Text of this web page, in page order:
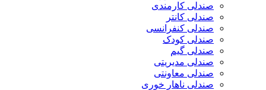
صندلی کارمندی
صندلی کانتر
صندلی کنفرانسی
صندلی کودک
صندلی گیم
صندلی مدیریتی
صندلی معاونتی
صندلی ناهار خوری